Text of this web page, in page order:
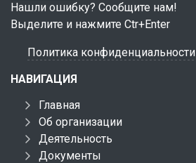
Нашли ошибку? Сообщите нам!
Выделите и нажмите Ctr+Enter
Политика конфиденциальности
НАВИГАЦИЯ
Главная
Об организации
Деятельность
Документы